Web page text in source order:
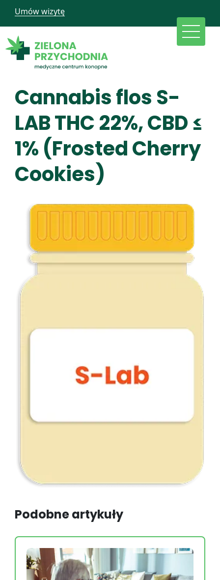
Umów wizytę
Cannabis flos S-
LAB THC 22%, CBD ≤
1% (Frosted Cherry
Cookies)
Podobne artykuły